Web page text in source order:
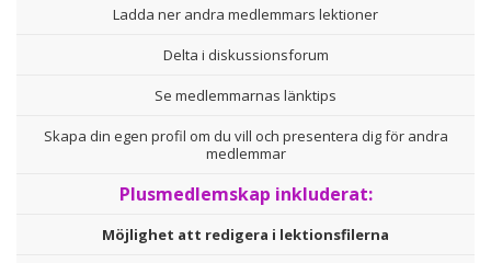
Ladda ner andra medlemmars lektioner
Delta i diskussionsforum
Se medlemmarnas länktips
Skapa din egen profil om du vill och presentera dig för andra
medlemmar
Plusmedlemskap inkluderat:
Möjlighet att redigera i lektionsfilerna